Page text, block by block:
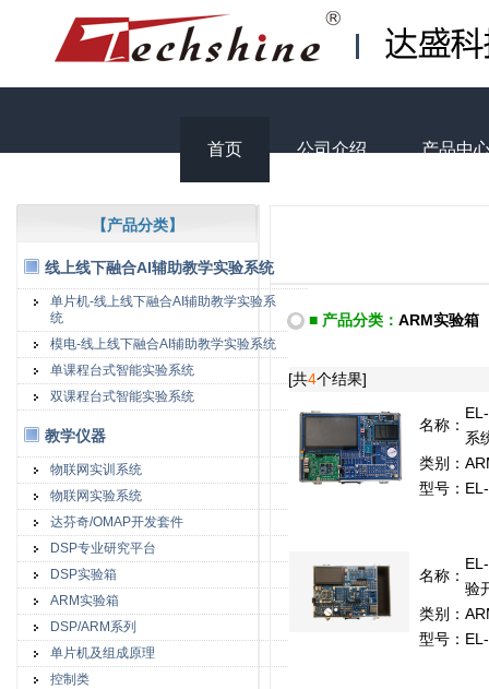
首页 公司介绍 产品中
【产品分类】
线上线下融合AI辅助教学实验系统
单片机-线上线下融合AI辅助教学实验系
统
模电-线上线下融合AI辅助教学实验系统
单课程台式智能实验系统
双课程台式智能实验系统
教学仪器
物联网实训系统
物联网实验系统
达芬奇/OMAP开发套件
DSP专业研究平台
DSP实验箱
ARM实验箱
DSP/ARM系列
单片机及组成原理
控制类
■ 产品分类：ARM实验箱
[共4个结果]
名称：
系
类别：
型号：
名称：
验
类别：
型号：